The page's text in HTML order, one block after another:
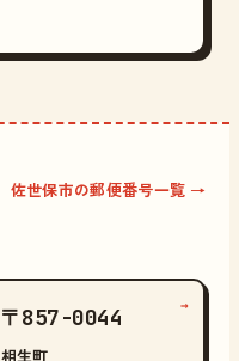
佐世保市の郵便番号一覧 →
〒857-0044
相生町
→